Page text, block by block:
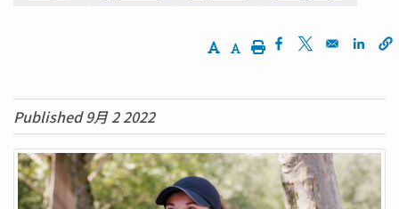
Increase Text Size
Decrease Text Size
PrintOpens in a new
Opens in a
Published 9月 2 2022